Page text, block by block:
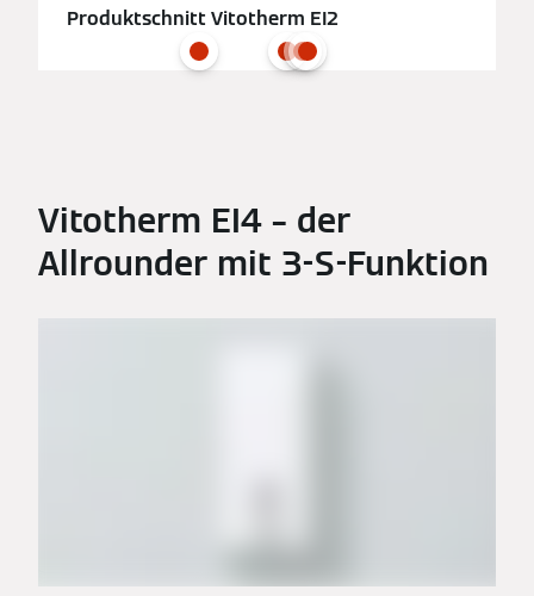
Produktschnitt Vitotherm EI2
Vitotherm EI4 – der
Allrounder mit 3-S-Funktion